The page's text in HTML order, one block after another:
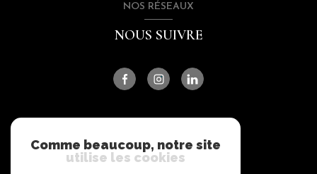
NOS RÉSEAUX
NOUS SUIVRE
NOUS ADHÉRONS
Comme beaucoup, notre site
utilise les cookies